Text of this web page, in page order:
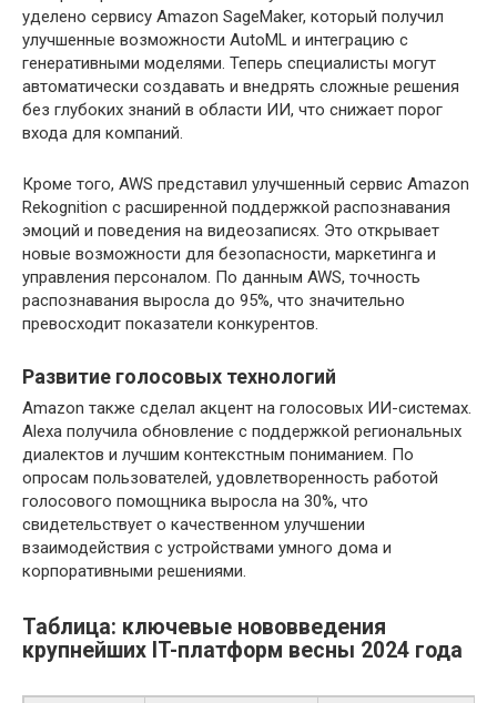
уделено сервису Amazon SageMaker, который получил
улучшенные возможности AutoML и интеграцию с
генеративными моделями. Теперь специалисты могут
автоматически создавать и внедрять сложные решения
без глубоких знаний в области ИИ, что снижает порог
входа для компаний.
Кроме того, AWS представил улучшенный сервис Amazon
Rekognition с расширенной поддержкой распознавания
эмоций и поведения на видеозаписях. Это открывает
новые возможности для безопасности, маркетинга и
управления персоналом. По данным AWS, точность
распознавания выросла до 95%, что значительно
превосходит показатели конкурентов.
Развитие голосовых технологий
Amazon также сделал акцент на голосовых ИИ-системах.
Alexa получила обновление с поддержкой региональных
диалектов и лучшим контекстным пониманием. По
опросам пользователей, удовлетворенность работой
голосового помощника выросла на 30%, что
свидетельствует о качественном улучшении
взаимодействия с устройствами умного дома и
корпоративными решениями.
Таблица: ключевые нововведения
крупнейших IT-платформ весны 2024 года